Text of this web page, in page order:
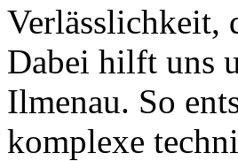
Verlässlichkeit,
Dabei hilft uns
Ilmenau. So
komplexe